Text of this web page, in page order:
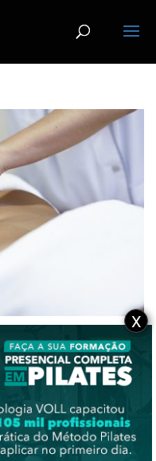
para melhorar o
2022
Outras
ato em si, pois para ter
envolvimento e parceria
X